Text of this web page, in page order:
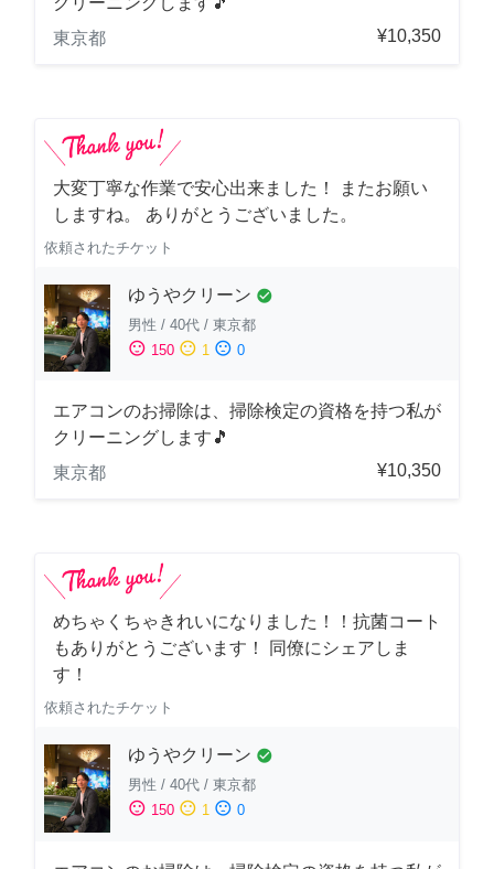
東京都
¥10,350
大変丁寧な作業で安心出来ました！ またお願い
しますね。 ありがとうございました。
依頼されたチケット
ゆうやクリーン check_circle
男性 / 40代 / 東京都
sentiment_satisfied 150 sentiment_neutral 1 sentiment_dissatisfied 0
エアコンのお掃除は、掃除検定の資格を持つ私が
クリーニングします🎵
東京都
¥10,350
めちゃくちゃきれいになりました！！抗菌コート
もありがとうございます！ 同僚にシェアしま
す！
依頼されたチケット
ゆうやクリーン check_circle
男性 / 40代 / 東京都
sentiment_satisfied 150 sentiment_neutral 1 sentiment_dissatisfied 0